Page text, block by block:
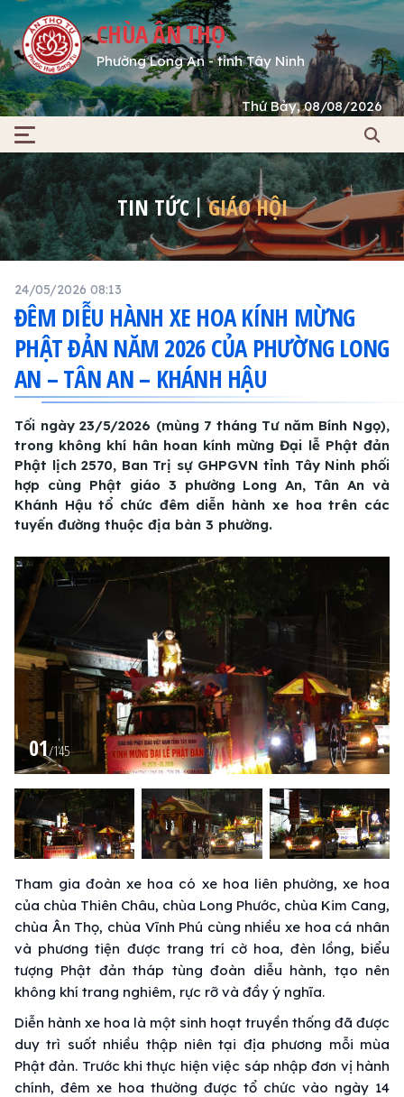
CHÙA ÂN THỌ
Phường Long An - tỉnh Tây Ninh
Thứ Bảy, 08/08/2026
TIN TỨC GIÁO HỘI
24/05/2026 08:13
ĐÊM DIỄU HÀNH XE HOA KÍNH MỪNG
PHẬT ĐẢN NĂM 2026 CỦA PHƯỜNG LONG
AN – TÂN AN – KHÁNH HẬU
Tối ngày 23/5/2026 (mùng 7 tháng Tư năm Bính Ngọ),
trong không khí hân hoan kính mừng Đại lễ Phật đản
Phật lịch 2570, Ban Trị sự GHPGVN tỉnh Tây Ninh phối
hợp cùng Phật giáo 3 phường Long An, Tân An và
Khánh Hậu tổ chức đêm diễn hành xe hoa trên các
tuyến đường thuộc địa bàn 3 phường.
01/145
Tham gia đoàn xe hoa có xe hoa liên phường, xe hoa
của chùa Thiên Châu, chùa Long Phước, chùa Kim Cang,
chùa Ân Thọ, chùa Vĩnh Phú cùng nhiều xe hoa cá nhân
và phương tiện được trang trí cờ hoa, đèn lồng, biểu
tượng Phật đản tháp tùng đoàn diễu hành, tạo nên
không khí trang nghiêm, rực rỡ và đầy ý nghĩa.
Diễn hành xe hoa là một sinh hoạt truyền thống đã được
duy trì suốt nhiều thập niên tại địa phương mỗi mùa
Phật đản. Trước khi thực hiện việc sáp nhập đơn vị hành
chính, đêm xe hoa thường được tổ chức vào ngày 14